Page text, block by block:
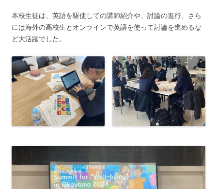
本校生徒は、英語を駆使しての講師紹介や、討論の進行、さら
には海外の高校生とオンラインで英語を使って討論を進めるな
ど大活躍でした。